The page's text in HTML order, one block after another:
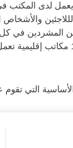
لدى المكتب
لللاجئين
المشردين في كل
وإندونيسيا وبابوا غينيا الجديدة والفلبين وسنغافورة وتايلاند وتيمور
التي تقوم